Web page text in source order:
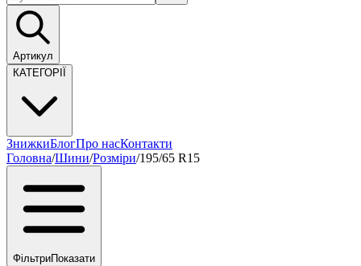
Артикул
КАТЕГОРІЇ
ЗнижкиБлогПро насКонтакти
Головна/Шини/Розміри/195/65 R15
ФільтриПоказати